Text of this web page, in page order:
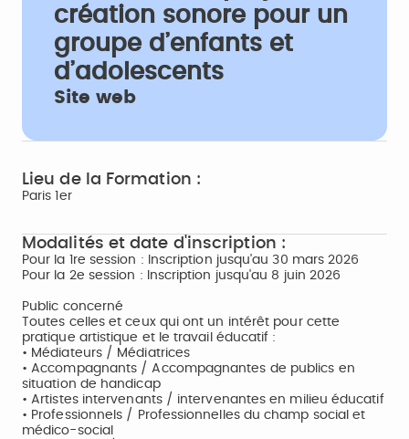
création sonore pour un
groupe d’enfants et
d’adolescents
Site web
Lieu de la Formation :
Paris 1er
Modalités et date d'inscription :
Pour la 1re session : Inscription jusqu'au 30 mars 2026
Pour la 2e session : Inscription jusqu'au 8 juin 2026
Public concerné
Toutes celles et ceux qui ont un intérêt pour cette
pratique artistique et le travail éducatif :
• Médiateurs / Médiatrices
• Accompagnants / Accompagnantes de publics en
situation de handicap
• Artistes intervenants / intervenantes en milieu éducatif
• Professionnels / Professionnelles du champ social et
médico-social